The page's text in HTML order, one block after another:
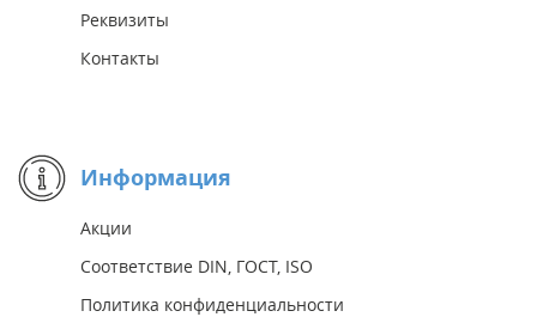
Реквизиты
Контакты
Информация
Акции
Соответствие DIN, ГОСТ, ISO
Политика конфиденциальности